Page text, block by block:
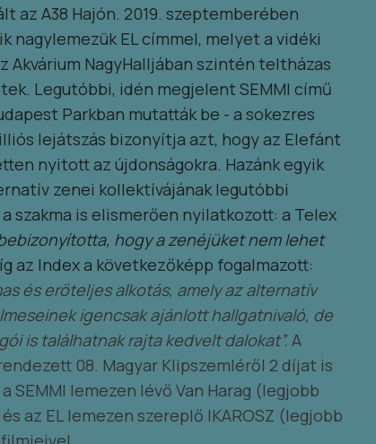
az A38 Hajón. 2019. szeptemberében
nagylemezük EL címmel, melyet a vidéki
Akvárium NagyHalljában szintén teltházas
Legutóbbi, idén megjelent SEMMI című
Parkban mutatták be - a sokezres
lejátszás bizonyítja azt, hogy az Elefánt
nyitott az újdonságokra. Hazánk egyik
zenei kollektívájának legutóbbi
szakma is elismerően nyilatkozott: a Telex
bebizonyította, hogy a zenéjüket nem lehet
az Index a következőképp fogalmazott:
és erőteljes alkotás, amely az alternatív
igencsak ajánlott hallgatnivaló, de
is találhatnak rajta kedvelt dalokat”.A
08. Magyar Klipszemléről 2 díjat is
SEMMI lemezen lévő Van Harag (legjobb
az EL lemezen szereplő IKAROSZ (legjobb